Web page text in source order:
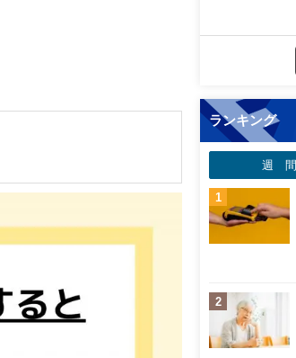
お金の知識がない方でも理解でき
編集経験者で構成され、企画立
者を執筆者・監修者として迎
わかりやすさはもちろんのこ
ランキング
週 間